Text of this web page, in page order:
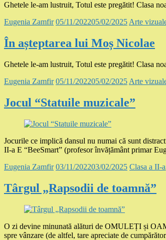
Ghetele le-am lustruit, Totul este pregătit! Clasa
Eugenia Zamfir 05/11/202205/02/2025 Arte
În așteptarea lui Moș Nicolae
Ghetele le-am lustruit, Totul este pregătit! Clasa
Eugenia Zamfir 05/11/202205/02/2025 Arte
Jocul “Statuile muzicale”
Jocurile ce implică dansul nu numai că sunt
II-a E “BeeSmart” (profesor învățământ primar
Eugenia Zamfir 03/11/202203/02/2025 Clasa a II-a
Târgul „Rapsodii de toamnă”
O zi devine minunată alături de OMULEȚI și
spre vânzare (de altfel, tare apreciate de